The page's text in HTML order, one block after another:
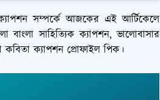
সম্পর্কে আজকের এই আর্টিকেলে
সাহিত্যিক ক্যাপশন, ভালোবাসার
কবিতা ক্যাপশন প্রোফাইল পিক।